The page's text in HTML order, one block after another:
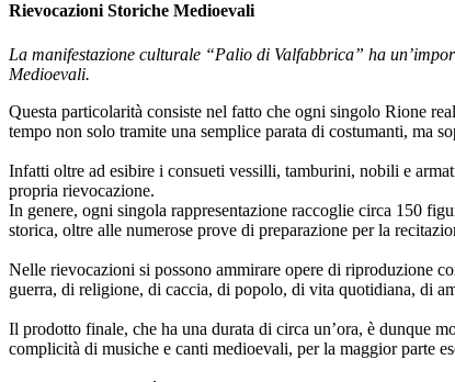
Rievocazioni Storiche Medioevali
La manifestazione culturale “Palio di Valfabbrica” ha
Medioevali.
Questa particolarità consiste nel fatto che ogni singolo Rione
tempo non solo tramite una semplice parata di costumanti, ma
Infatti oltre ad esibire i consueti vessilli, tamburini, nobili e
propria rievocazione.
In genere, ogni singola rappresentazione raccoglie circa 150
storica, oltre alle numerose prove di preparazione per la
Nelle rievocazioni si possono ammirare opere di riproduzione
guerra, di religione, di caccia, di popolo, di vita quotidiana, di
Il prodotto finale, che ha una durata di circa un’ora, è dunque
complicità di musiche e canti medioevali, per la maggior parte